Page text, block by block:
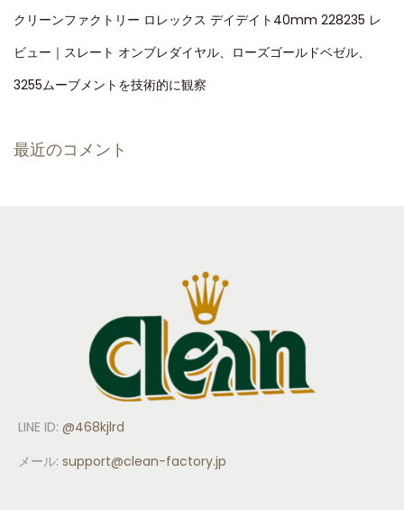
クリーンファクトリー ロレックス デイデイト40mm 228235 レ
ビュー｜スレート オンブレダイヤル、ローズゴールドベゼル、
3255ムーブメントを技術的に観察
最近のコメント
LINE ID: @468kjlrd
メール: support@clean-factory.jp